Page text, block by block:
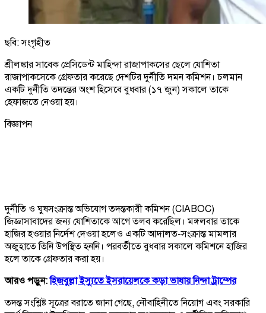
ছবি: সংগৃহীত
শ্রীলঙ্কার সাবেক প্রেসিডেন্ট মাহিন্দা রাজাপাকসের ছেলে যোশিতা
রাজাপাকসেকে গ্রেফতার করেছে দেশটির দুর্নীতি দমন কমিশন। চলমান
একটি দুর্নীতি তদন্তের অংশ হিসেবে বুধবার (১৭ জুন) সকালে তাকে
হেফাজতে নেওয়া হয়।
বিজ্ঞাপন
দুর্নীতি ও ঘুষসংক্রান্ত অভিযোগ তদন্তকারী কমিশন (CIABOC)
জিজ্ঞাসাবাদের জন্য যোশিতাকে আগে তলব করেছিল। মঙ্গলবার তাকে
হাজির হওয়ার নির্দেশ দেওয়া হলেও একটি আদালত-সংক্রান্ত মামলার
অজুহাতে তিনি উপস্থিত হননি। পরবর্তীতে বুধবার সকালে কমিশনে হাজির
হলে তাকে গ্রেফতার করা হয়।
আরও পড়ুন:হিজবুল্লা ইস্যুতে ইসরায়েলকে কড়া ভাষায় নিন্দা ট্রাম্পের
তদন্ত সংশ্লিষ্ট সূত্রের বরাতে জানা গেছে, নৌবাহিনীতে নিয়োগ এবং সরকারি